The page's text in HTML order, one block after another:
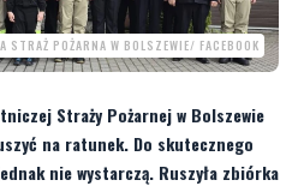
Straży Pożarnej w Bolszewie
na ratunek. Do skutecznego
Pożarniczej z Bolszewa.
zagrożenie. Gdy wybucha pożar, dochodzi
nawałnicy – oni są tam pierwsi. Ale